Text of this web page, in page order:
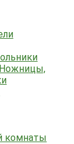
комнаты